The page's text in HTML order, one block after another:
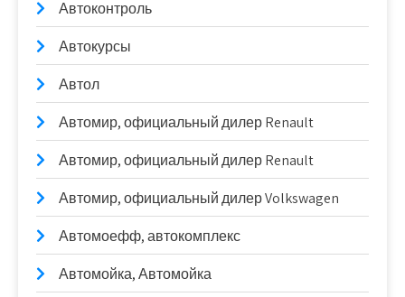
Автоконтроль
Автокурсы
Автол
Автомир, официальный дилер Renault
Автомир, официальный дилер Renault
Автомир, официальный дилер Volkswagen
Автомоефф, автокомплекс
Автомойка, Автомойка